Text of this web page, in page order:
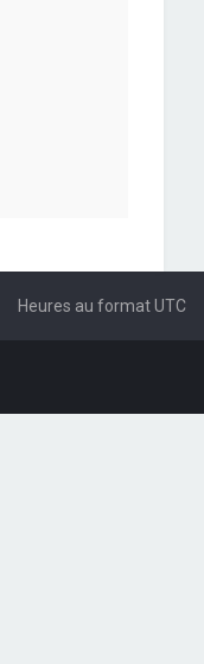
Heures au formatUTC